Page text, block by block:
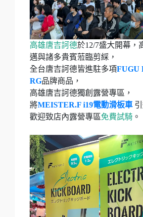
高雄唐吉訶德於12/7盛大開幕，
邁與諸多貴賓蒞臨剪綵，
全台唐吉訶德皆進駐多項FUGU
RG品牌商品，
高雄唐吉訶德獨創露營專區，
將MEISTER.F i19電動滑板車
歡迎致店內露營專區免費試騎 。